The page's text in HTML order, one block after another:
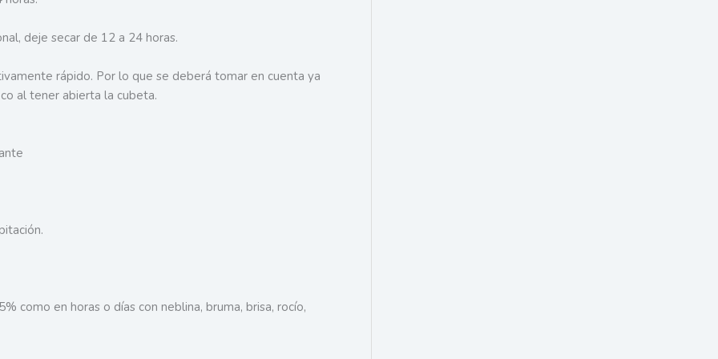
deje secar de 12 a 24 horas.
rápido. Por lo que se deberá tomar en cuenta ya
al tener abierta la cubeta.
como en horas o días con neblina, bruma, brisa, rocío,